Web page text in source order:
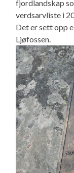
fjordlandskap
verdsarvliste i
Det er sett opp
Ljøfossen.